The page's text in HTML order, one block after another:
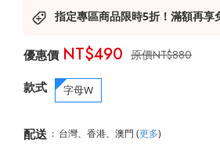
指定專區商品限時5折！滿額再享
NT$880
NT$490
款式 字母W
配送 : 台灣、香港、澳門 (更多)